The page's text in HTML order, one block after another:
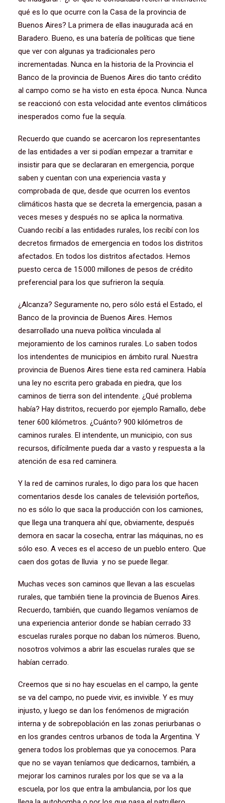
qué es lo que ocurre con la Casa de la provincia de
Buenos Aires? La primera de ellas inaugurada acá en
Baradero. Bueno, es una batería de políticas que tiene
que ver con algunas ya tradicionales pero
incrementadas. Nunca en la historia de la Provincia el
Banco de la provincia de Buenos Aires dio tanto crédito
al campo como se ha visto en esta época. Nunca. Nunca
se reaccionó con esta velocidad ante eventos climáticos
inesperados como fue la sequía.
Recuerdo que cuando se acercaron los representantes
de las entidades a ver si podían empezar a tramitar e
insistir para que se declararan en emergencia, porque
saben y cuentan con una experiencia vasta y
comprobada de que, desde que ocurren los eventos
climáticos hasta que se decreta la emergencia, pasan a
veces meses y después no se aplica la normativa.
Cuando recibí a las entidades rurales, los recibí con los
decretos firmados de emergencia en todos los distritos
afectados. En todos los distritos afectados. Hemos
puesto cerca de 15.000 millones de pesos de crédito
preferencial para los que sufrieron la sequía.
¿Alcanza? Seguramente no, pero sólo está el Estado, el
Banco de la provincia de Buenos Aires. Hemos
desarrollado una nueva política vinculada al
mejoramiento de los caminos rurales. Lo saben todos
los intendentes de municipios en ámbito rural. Nuestra
provincia de Buenos Aires tiene esta red caminera. Había
una ley no escrita pero grabada en piedra, que los
caminos de tierra son del intendente. ¿Qué problema
había? Hay distritos, recuerdo por ejemplo Ramallo, debe
tener 600 kilómetros. ¿Cuánto? 900 kilómetros de
caminos rurales. El intendente, un municipio, con sus
recursos, difícilmente pueda dar a vasto y respuesta a la
atención de esa red caminera.
Y la red de caminos rurales, lo digo para los que hacen
comentarios desde los canales de televisión porteños,
no es sólo lo que saca la producción con los camiones,
que llega una tranquera ahí que, obviamente, después
demora en sacar la cosecha, entrar las máquinas, no es
sólo eso. A veces es el acceso de un pueblo entero. Que
caen dos gotas de lluvia y no se puede llegar.
Muchas veces son caminos que llevan a las escuelas
rurales, que también tiene la provincia de Buenos Aires.
Recuerdo, también, que cuando llegamos veníamos de
una experiencia anterior donde se habían cerrado 33
escuelas rurales porque no daban los números. Bueno,
nosotros volvimos a abrir las escuelas rurales que se
habían cerrado.
Creemos que si no hay escuelas en el campo, la gente
se va del campo, no puede vivir, es invivible. Y es muy
injusto, y luego se dan los fenómenos de migración
interna y de sobrepoblación en las zonas periurbanas o
en los grandes centros urbanos de toda la Argentina. Y
genera todos los problemas que ya conocemos. Para
que no se vayan teníamos que dedicarnos, también, a
mejorar los caminos rurales por los que se va a la
escuela, por los que entra la ambulancia, por los que